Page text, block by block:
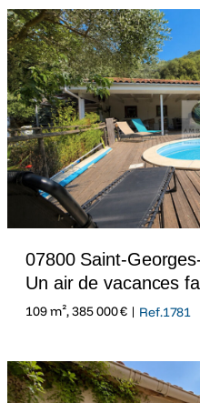
07800 Saint-
Un air de vacances
109 m², 385 000 € | Ref.1781